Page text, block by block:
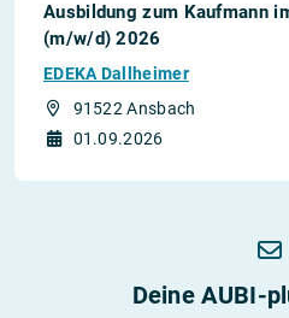
Ausbildung zum Kaufmann
(m/w/d) 2026
EDEKA Dallheimer
91522 Ansbach
01.09.2026
Deine AUBI-